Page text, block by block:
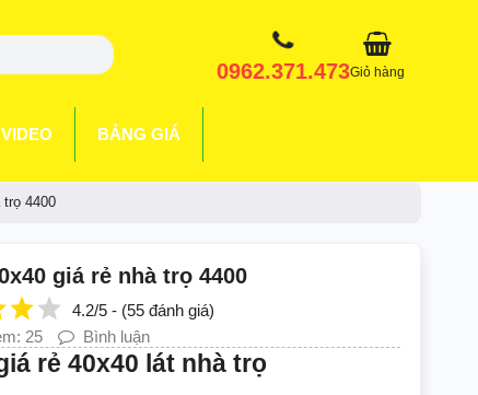
0962.371.473Giỏ hàng
VIDEO BẢNG GIÁ
trọ 4400
giá rẻ nhà trọ 4400
4.2/5 - (55 đánh giá)
25
Bình luận
rẻ 40x40 lát nhà trọ